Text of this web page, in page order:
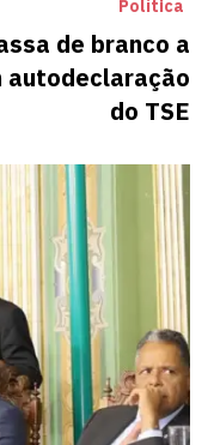
Política
de branco a
autodeclaração
do TSE